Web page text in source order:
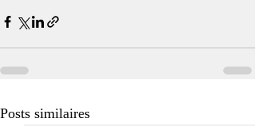
Posts similaires